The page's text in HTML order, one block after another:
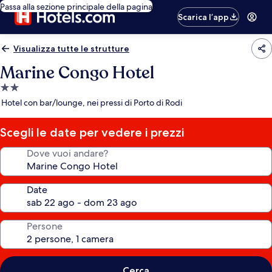
Passa alla sezione principale della pagina
Scarica l’app
Visualizza tutte le strutture
Marine Congo Hotel
Struttura
a
stelle
Hotel con bar/lounge, nei pressi di Porto di Rodi
Scegli le date per vedere i prezzi
Dove vuoi andare?
Date
Persone